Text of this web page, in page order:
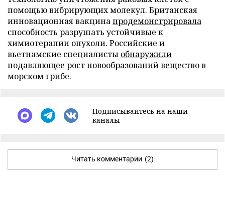
помощью вибрирующих молекул. Британская
инновационная вакцинапродемонстрировала
способность разрушать устойчивые к
химиотерапии опухоли. Российские и
вьетнамские специалисты обнаружили
подавляющее рост новообразований вещество в
морском грибе.
Подписывайтесь на наши
каналы
Читать комментарии (2)